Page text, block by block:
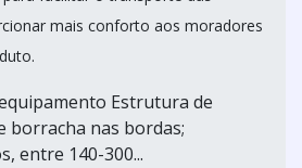
mais conforto aos moradores
Estrutura de
borracha nas bordas;
entre 140-300...